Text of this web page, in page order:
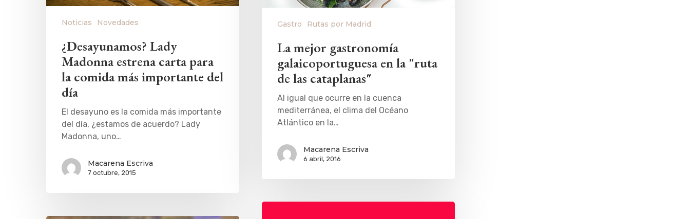
Gastro Rutas por Madrid
La mejor gastronomía
galaicoportuguesa en la "ruta
de las cataplanas"
Al igual que ocurre en la cuenca
mediterránea, el clima del Océano
Atlántico en la…
Macarena Escriva
6 abril, 2016
Noticias Novedades
¿Desayunamos? Lady
Madonna estrena carta para
la comida más importante del
día
El desayuno es la comida más importante
del día, ¿estamos de acuerdo? Lady
Madonna, uno…
Macarena Escriva
7 octubre, 2015